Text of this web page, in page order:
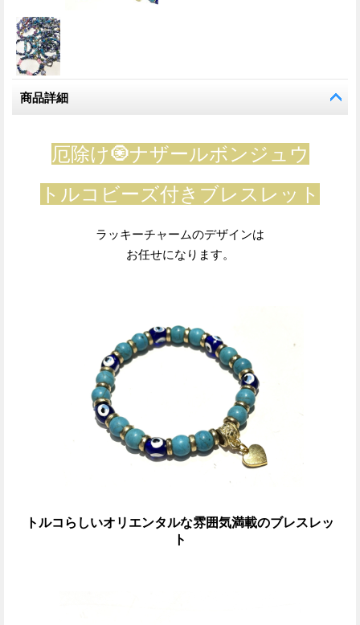
商品詳細
厄除け🧿ナザールボンジュウ
トルコビーズ付きブレスレット
ラッキーチャームのデザインは
お任せになります。
トルコらしいオリエンタルな雰囲気満載のブレスレッ
ト